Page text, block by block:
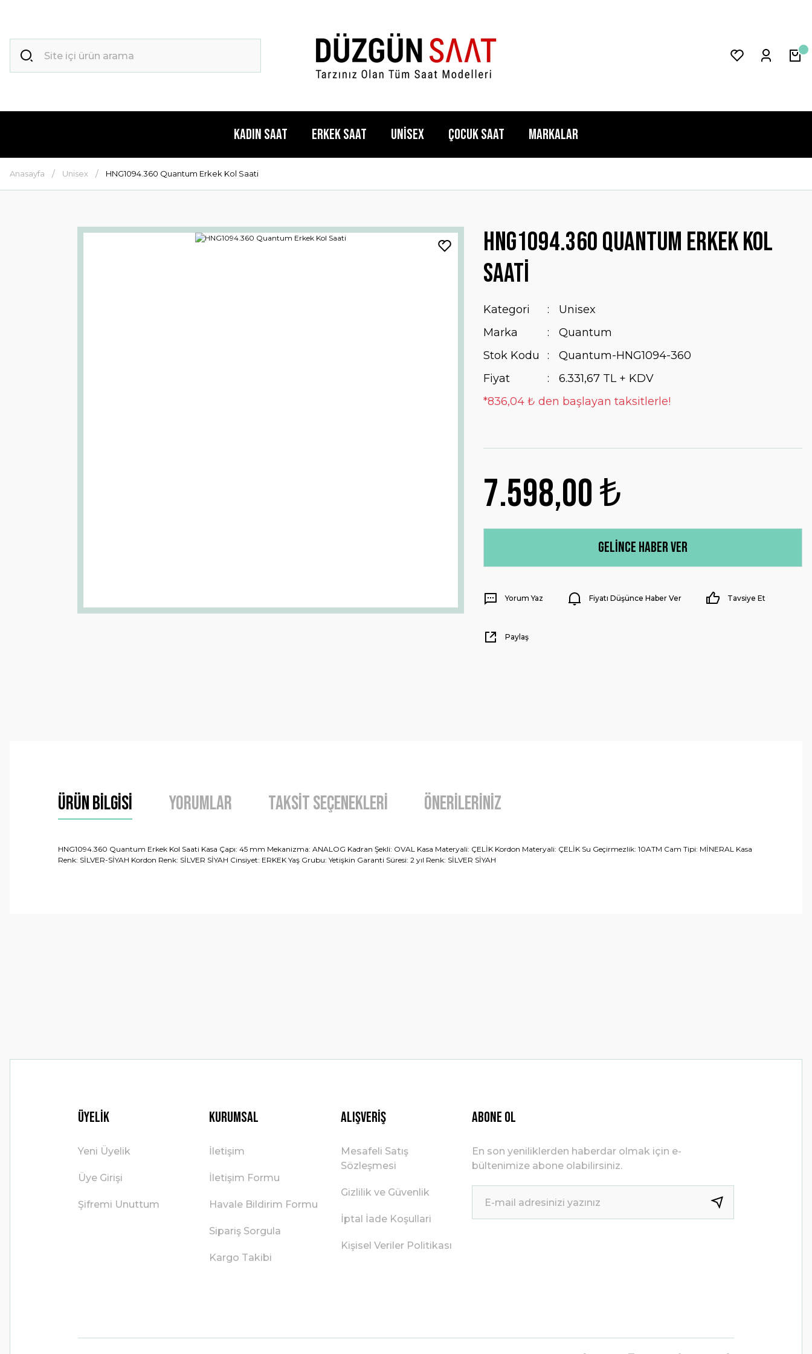
Kadın Saat Erkek Saat Unisex Çocuk Saat Markalar
Anasayfa Unisex HNG1094.360 Quantum Erkek Kol Saati
HNG1094.360 Quantum Erkek Kol
Saati
Kategori
Unisex
Marka
Quantum
Stok Kodu
Quantum-HNG1094-360
Fiyat
6.331,67 TL + KDV
*836,04 ₺ den başlayan taksitlerle!
7.598,00 ₺
Gelince Haber Ver
Yorum Yaz Fiyatı Düşünce Haber Ver Tavsiye Et
Paylaş
Ürün Bilgisi Yorumlar Taksit Seçenekleri Önerileriniz
HNG1094.360 Quantum Erkek Kol Saati Kasa Çapı: 45 mm Mekanizma: ANALOG Kadran Şekli: OVAL Kasa Materyali: ÇELİK Kordon Materyali: ÇELİK Su Geçirmezlik: 10ATM Cam Tipi: MİNERAL Kasa
Renk: SİLVER-SİYAH Kordon Renk: SİLVER SİYAH Cinsiyet: ERKEK Yaş Grubu: Yetişkin Garanti Süresi: 2 yıl Renk: SİLVER SİYAH
Üyelik
Yeni Üyelik
Üye Girişi
Şifremi Unuttum
Kurumsal
İletişim
İletişim Formu
Havale Bildirim Formu
Sipariş Sorgula
Kargo Takibi
Alışveriş
Mesafeli Satış
Sözleşmesi
Gizlilik ve Güvenlik
İptal İade Koşullari
Kişisel Veriler Politikası
ABONE OL
En son yeniliklerden haberdar olmak için e-
bültenimize abone olabilirsiniz.